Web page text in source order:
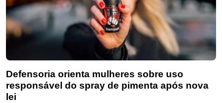
Defensoria orienta mulheres sobre uso
responsável do spray de pimenta após nova
lei